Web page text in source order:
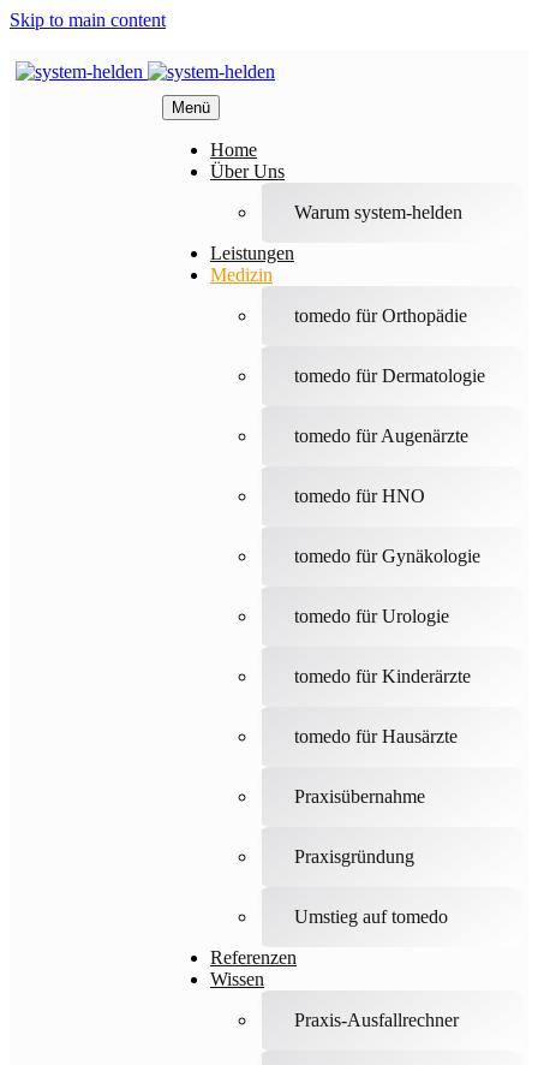
Skip to main content
Menü
Home
Über Uns
Warum system-helden
Leistungen
Medizin
tomedo für Orthopädie
tomedo für Dermatologie
tomedo für Augenärzte
tomedo für HNO
tomedo für Gynäkologie
tomedo für Urologie
tomedo für Kinderärzte
tomedo für Hausärzte
Praxisübernahme
Praxisgründung
Umstieg auf tomedo
Referenzen
Wissen
Praxis-Ausfallrechner